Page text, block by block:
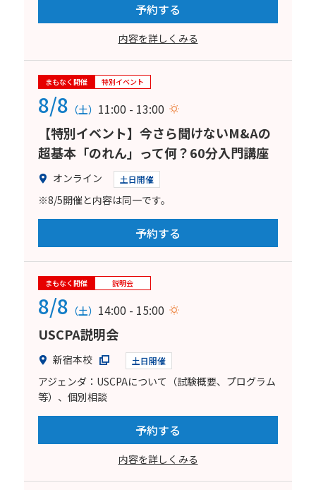
予約する
内容を詳しくみる
まもなく開催 特別イベント
8/8 （土） 11:00 - 13:00
【特別イベント】今さら聞けないM&Aの
超基本「のれん」って何？60分入門講座
オンライン 土日開催
※8/5開催と内容は同一です。
予約する
まもなく開催 説明会
8/8 （土） 14:00 - 15:00
USCPA説明会
新宿本校 土日開催
アジェンダ：USCPAについて（試験概要、プログラム
等）、個別相談
予約する
内容を詳しくみる